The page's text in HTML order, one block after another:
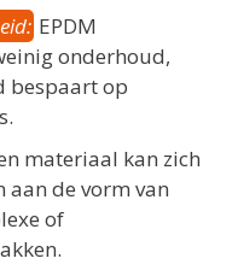
EPDM
onderhoud,
bespaart op
materiaal kan zich
aan de vorm van
of